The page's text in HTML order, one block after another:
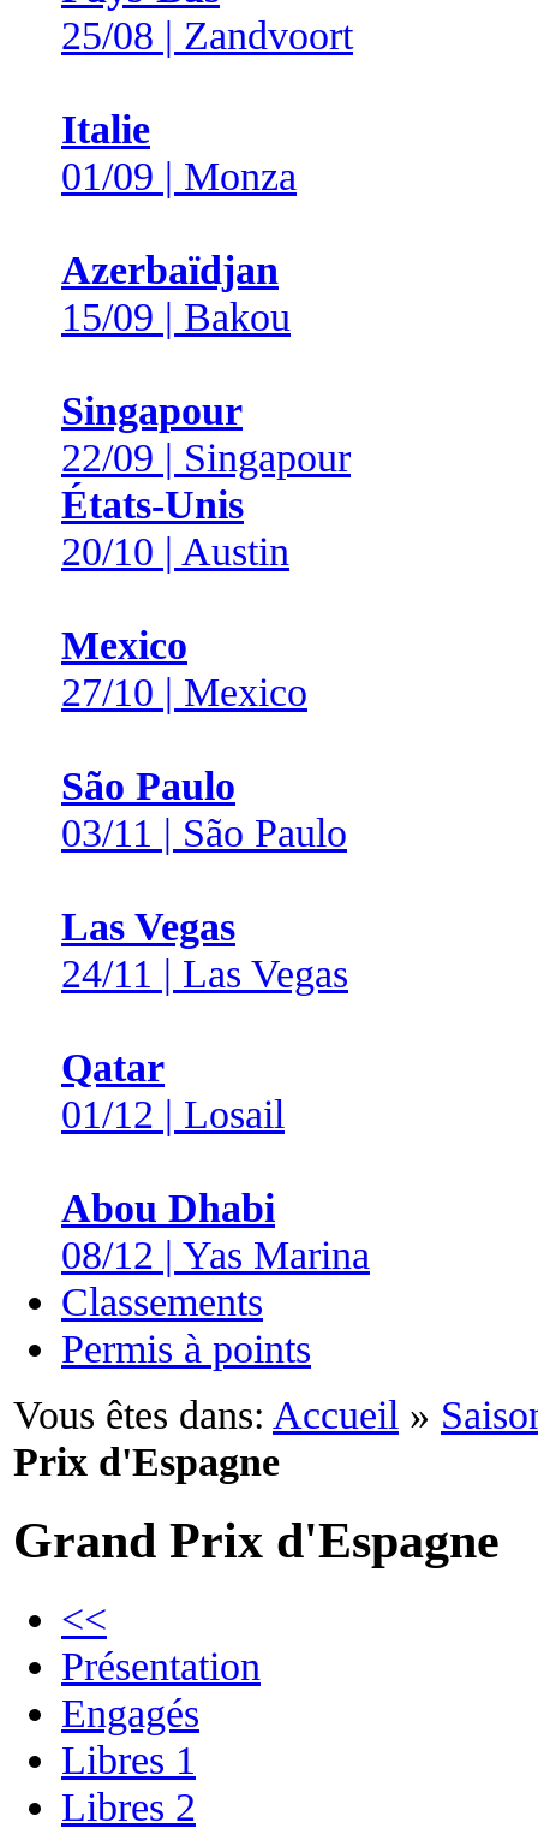
25/08 | Zandvoort
Italie
01/09 | Monza
Azerbaïdjan
15/09 | Bakou
Singapour
22/09 | Singapour
États-Unis
20/10 | Austin
Mexico
27/10 | Mexico
São Paulo
03/11 | São Paulo
Las Vegas
24/11 | Las Vegas
Qatar
01/12 | Losail
Abou Dhabi
08/12 | Yas Marina
Classements
Permis à points
Vous êtes dans: Accueil »
Prix d'Espagne
Grand Prix d'Espagne
<<
Présentation
Engagés
Libres 1
Libres 2